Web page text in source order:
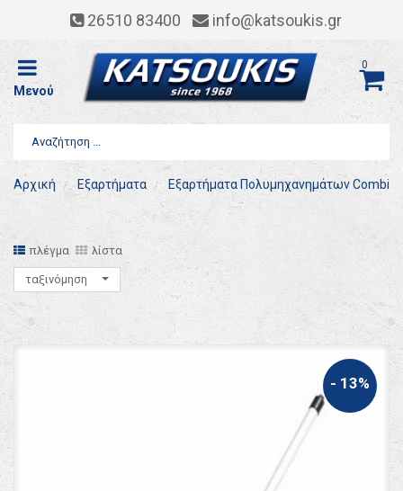
26510 83400 info@katsoukis.gr
Μενού
0
Αρχική Εξαρτήματα Εξαρτήματα Πολυμηχανημάτων Combi
πλέγμα λίστα
ταξινόμηση
- 13%